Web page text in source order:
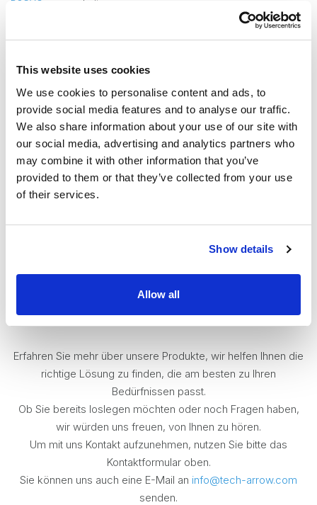
This website uses cookies
We use cookies to personalise content and ads, to
provide social media features and to analyse our traffic.
We also share information about your use of our site with
our social media, advertising and analytics partners who
may combine it with other information that you’ve
provided to them or that they’ve collected from your use
of their services.
Show details
Allow all
DSGVO zu verarbeiten.
Erfahren Sie mehr über unsere Produkte, wir helfen Ihnen die
richtige Lösung zu finden, die am besten zu Ihren
Bedürfnissen passt.
Ob Sie bereits loslegen möchten oder noch Fragen haben,
wir würden uns freuen, von Ihnen zu hören.
Um mit uns Kontakt aufzunehmen, nutzen Sie bitte das
Kontaktformular oben.
Sie können uns auch eine E-Mail an info@tech-arrow.com
senden.